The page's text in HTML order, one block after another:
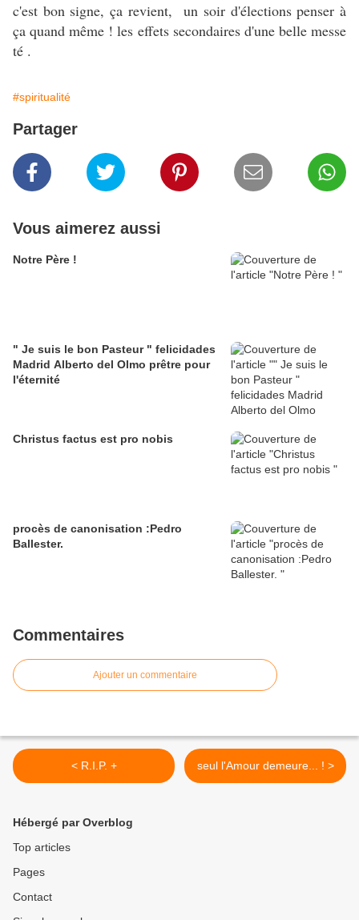
c'est bon signe, ça revient, un soir d'élections penser à
ça quand même ! les effets secondaires d'une belle messe
té .
#spiritualité
Partager
Vous aimerez aussi
Notre Père !
" Je suis le bon Pasteur " felicidades
Madrid Alberto del Olmo prêtre pour
l'éternité
Christus factus est pro nobis
procès de canonisation :Pedro
Ballester.
Commentaires
Ajouter un commentaire
< R.I.P. + seul l'Amour demeure... ! >
Hébergé par Overblog
Top articles
Pages
Contact